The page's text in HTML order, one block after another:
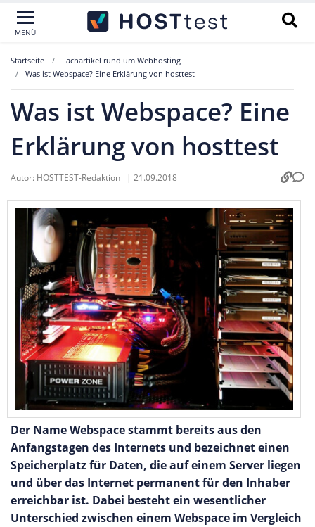
MENÜ
Startseite
Fachartikel rund um Webhosting
Was ist Webspace? Eine Erklärung von hosttest
Was ist Webspace? Eine
Erklärung von hosttest
Autor: HOSTTEST-Redaktion | 21.09.2018
Der Name Webspace stammt bereits aus den
Anfangstagen des Internets und bezeichnet einen
Speicherplatz für Daten, die auf einem Server liegen
und über das Internet permanent für den Inhaber
erreichbar ist. Dabei besteht ein wesentlicher
Unterschied zwischen einem Webspace im Vergleich